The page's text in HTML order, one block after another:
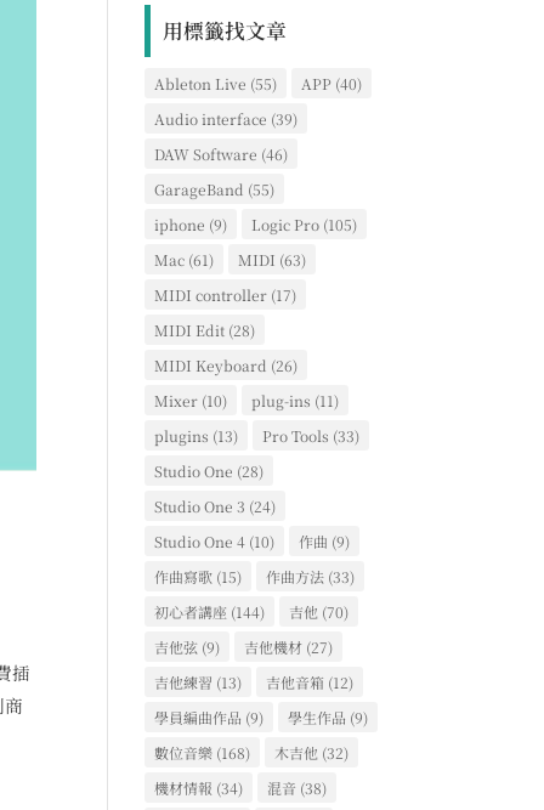
插
別
用標籤找文章
Ableton Live (55) APP (40)
Audio interface (39)
DAW Software (46)
GarageBand (55)
iphone (9) Logic Pro (105)
Mac (61) MIDI (63)
MIDI controller (17)
MIDI Edit (28)
MIDI Keyboard (26)
Mixer (10) plug-ins (11)
plugins (13) Pro Tools (33)
Studio One (28)
Studio One 3 (24)
Studio One 4 (10) 作曲 (9)
作曲寫歌 (15) 作曲方法 (33)
初心者講座 (144) 吉他 (70)
吉他弦 (9) 吉他機材 (27)
吉他練習 (13) 吉他音箱 (12)
學員編曲作品 (9) 學生作品 (9)
數位音樂 (168) 木吉他 (32)
機材情報 (34) 混音 (38)